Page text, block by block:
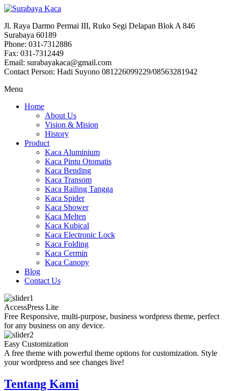
Jl. Raya Darmo Permai III, Ruko Segi Delapan Blok A 846
Surabaya 60189
Phone: 031-7312886
Fax: 031-7312449
Email: surabayakaca@gmail.com
Contact Person: Hadi Suyono 081226099229/08563281942
Menu
Home
About Us
Vision & Mision
History
Product
Kaca Aluminium
Kaca Pintu Otomatis
Kaca Bending
Kaca Transom
Kaca Railing Tangga
Kaca Spider
Kaca Shower
Kaca Melten
Kaca Kubical
Kaca Electronic Lock
Kaca Folding
Kaca Cermin
Kaca Canopy
Blog
Contact Us
AccessPress Lite
Free Responsive, multi-purpose, business wordpress theme, perfect
for any business on any device.
Easy Customization
A free theme with powerful theme options for customization. Style
your wordpress and see changes live!
Tentang Kami